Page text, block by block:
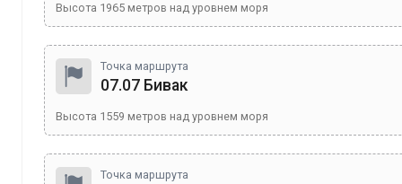
Высота 1965 метров над уровнем моря
Точка маршрута
07.07 Бивак
Высота 1559 метров над уровнем моря
Точка маршрута